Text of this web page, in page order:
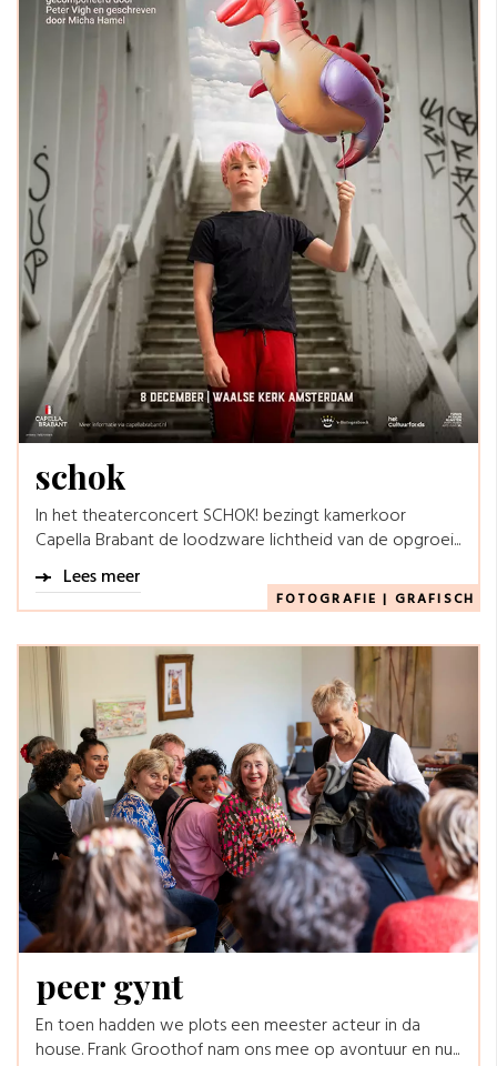
schok
In het theaterconcert SCHOK! bezingt kamerkoor
Capella Brabant de loodzware lichtheid van de opgroei...
Lees meer
FOTOGRAFIE | GRAFISCH
peer gynt
En toen hadden we plots een meester acteur in da
house. Frank Groothof nam ons mee op avontuur en nu...